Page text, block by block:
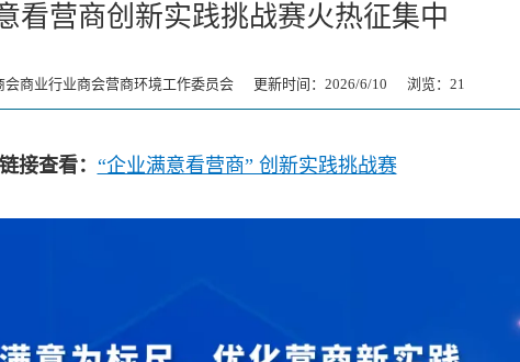
看营商创新实践挑战赛火热征集中
会商业行业商会营商环境工作委员会 更新时间：2026/6/10 浏览： 21
接查看： “企业满意看营商” 创新实践挑战赛